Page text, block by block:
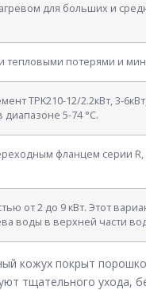
для больших и
тепловыми потерями и
TPK210-12/2.2кВт, 3-
5-74 °C.
фланцем серии R,
от 2 до 9 кВт. Этот
воды в верхней части
кожух покрыт
тщательного ухода,